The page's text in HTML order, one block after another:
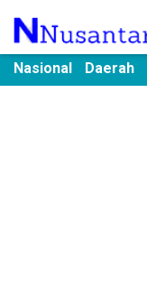
Nasional Daerah